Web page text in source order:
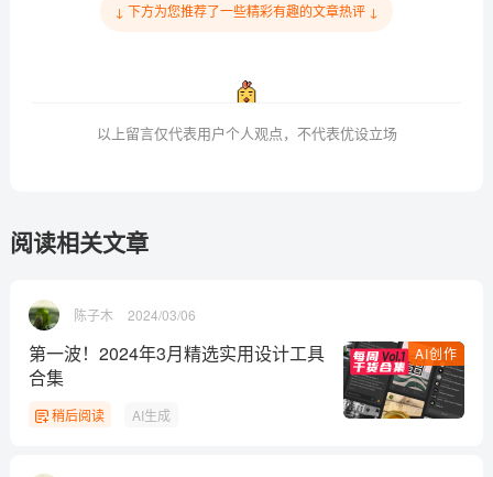
↓ 下方为您推荐了一些精彩有趣的文章热评 ↓
以上留言仅代表用户个人观点，不代表优设立场
阅读相关文章
陈子木 2024/03/06
AI创作
第一波！2024年3月精选实用设计工具
合集
稍后阅读 AI生成